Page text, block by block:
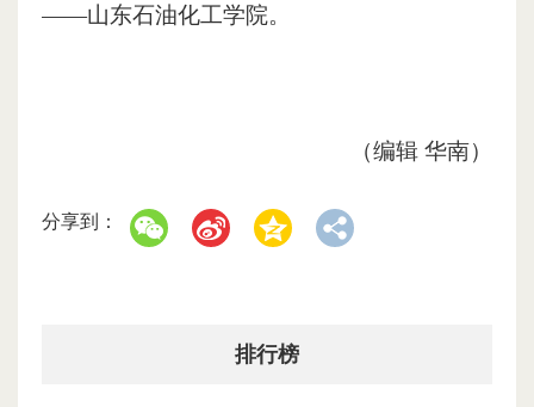
——山东石油化工学院。
（编辑 华南）
分享到：
排行榜